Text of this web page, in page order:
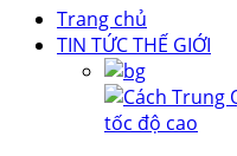
Trang chủ
TIN TỨC THẾ GIỚI